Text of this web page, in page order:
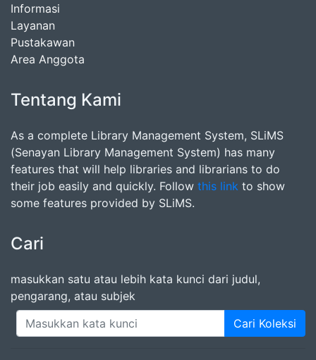
Informasi
Layanan
Pustakawan
Area Anggota
Tentang Kami
As a complete Library Management System, SLiMS
(Senayan Library Management System) has many
features that will help libraries and librarians to do
their job easily and quickly. Follow this link to show
some features provided by SLiMS.
Cari
masukkan satu atau lebih kata kunci dari judul,
pengarang, atau subjek
Cari Koleksi